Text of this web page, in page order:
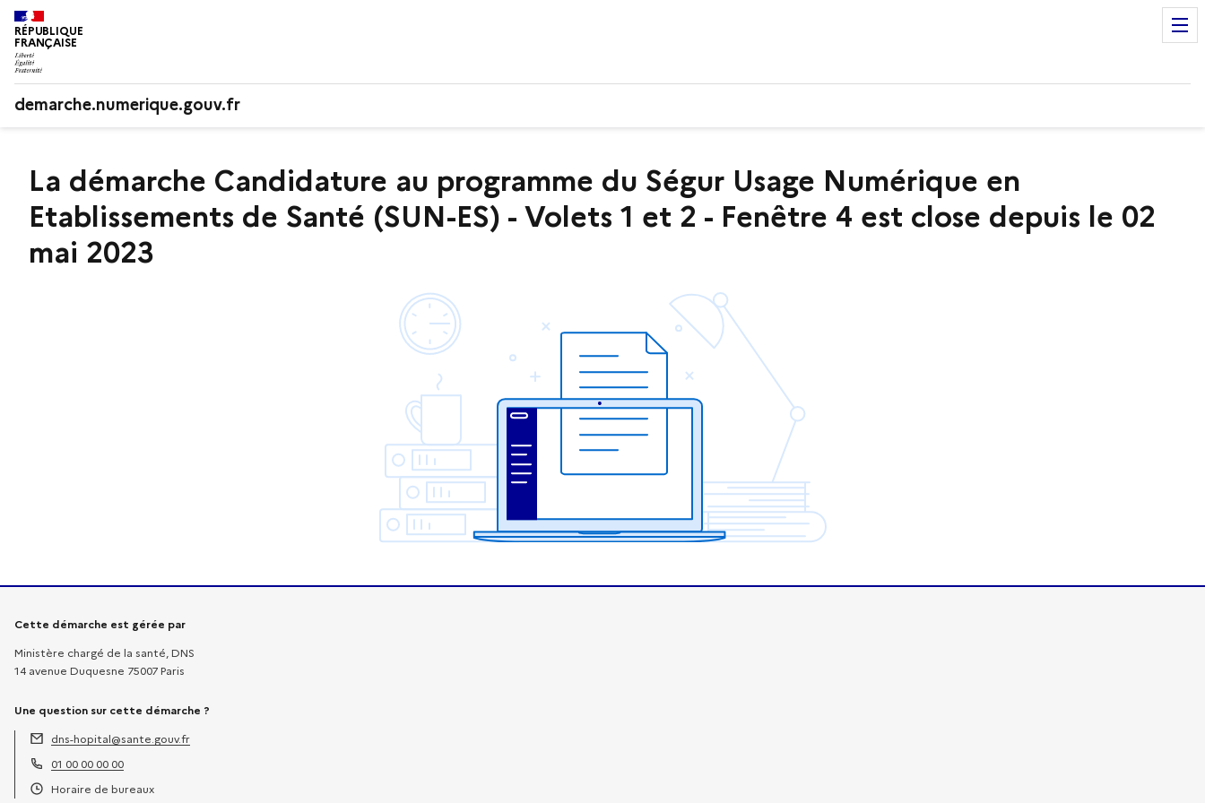
RÉPUBLIQUE
FRANÇAISE
demarche.numerique.gouv.fr
La démarche Candidature au programme du Ségur Usage Numérique en
Etablissements de Santé (SUN-ES) - Volets 1 et 2 - Fenêtre 4 est close depuis le 02
mai 2023
Informations sur la démarche
Cette démarche est gérée par
Ministère chargé de la santé, DNS
14 avenue Duquesne 75007 Paris
Une question sur cette démarche ?
Adresse électronique :
dns-hopital@sante.gouv.fr
Téléphone :
01 00 00 00 00
Horaire de bureaux